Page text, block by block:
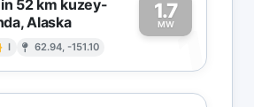
52 km kuzey-
Alaska
I 62.94, -151.10
1.7
MW1